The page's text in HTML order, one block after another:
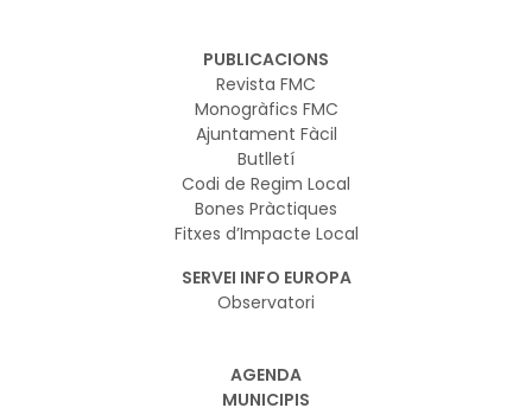
PUBLICACIONS
Revista FMC
Monogràfics FMC
Ajuntament Fàcil
Butlletí
Codi de Regim Local
Bones Pràctiques
Fitxes d’Impacte Local
SERVEI INFO EUROPA
Observatori
AGENDA
MUNICIPIS